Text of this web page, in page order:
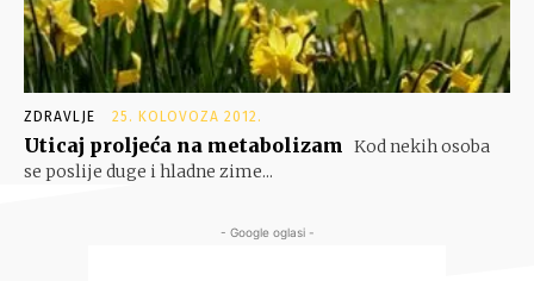
ZDRAVLJE 25. KOLOVOZA 2012.
Uticaj proljeća na metabolizam Kod nekih osoba
se poslije duge i hladne zime...
- Google oglasi -